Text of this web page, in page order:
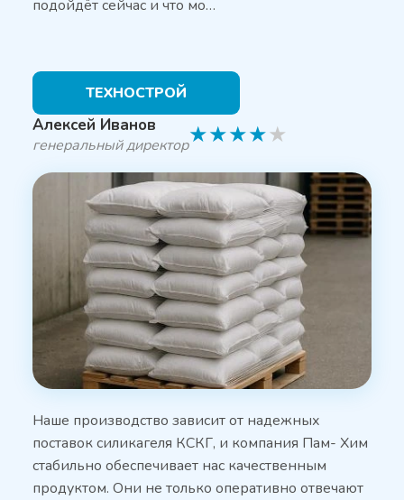
подойдёт сейчас и что мо…
ТЕХНОСТРОЙ
Алексей Иванов
генеральный директор★★★★★
Наше производство зависит от надежных
поставок силикагеля КСКГ, и компания Пам- Хим
стабильно обеспечивает нас качественным
продуктом. Они не только оперативно отвечают